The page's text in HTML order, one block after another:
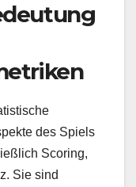
des Spiels
Scoring,
Sie sind